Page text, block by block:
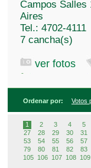
Campos Salles
Aires
Tel.: 4702-4111
7 cancha(s)
ver fotos
Ordenar por: Votos
1 2 3 4 5
27
28 29 30 31
53
54 55 56 57
79
80 81 82 83
105 106 107 108 109